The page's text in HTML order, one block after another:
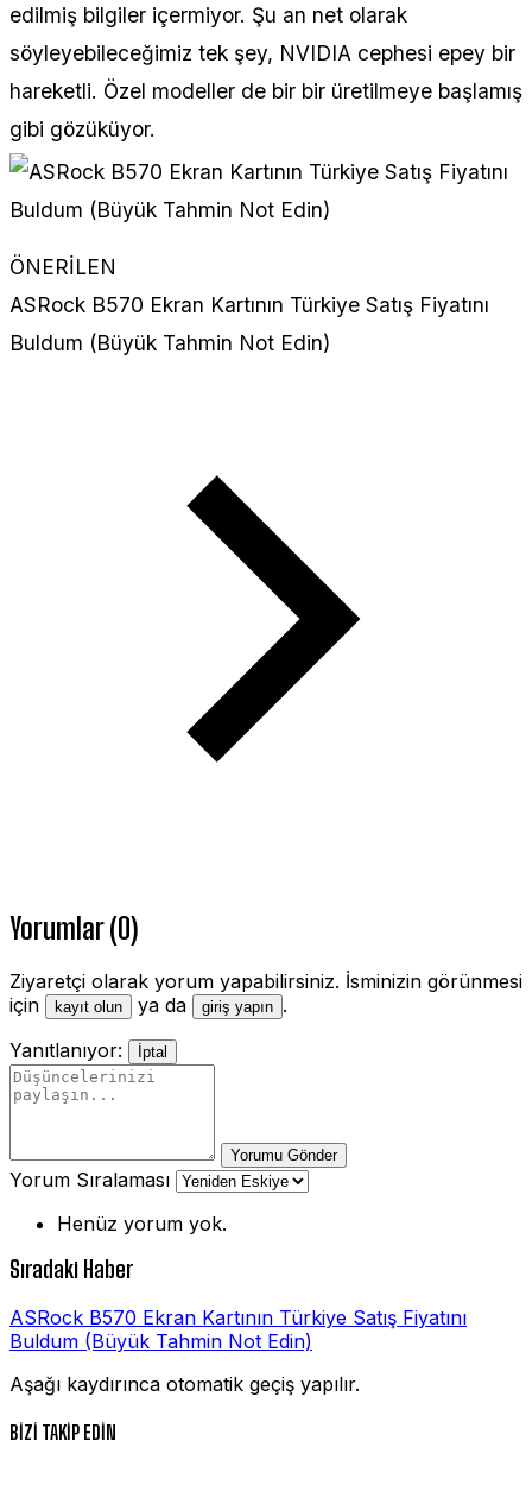
edilmiş bilgiler içermiyor. Şu an net olarak
söyleyebileceğimiz tek şey, NVIDIA cephesi epey bir
hareketli. Özel modeller de bir bir üretilmeye başlamış
gibi gözüküyor.
ÖNERİLEN
ASRock B570 Ekran Kartının Türkiye Satış Fiyatını
Buldum (Büyük Tahmin Not Edin)
Yorumlar (0)
Ziyaretçi olarak yorum yapabilirsiniz. İsminizin görünmesi
için
kayıt olun ya da giriş yapın .
Yanıtlanıyor:
İptal
Yorumu Gönder
Yorum Sıralaması
Henüz yorum yok.
Sıradaki Haber
ASRock B570 Ekran Kartının Türkiye Satış Fiyatını
Buldum (Büyük Tahmin Not Edin)
Aşağı kaydırınca otomatik geçiş yapılır.
BİZİ TAKİP EDİN